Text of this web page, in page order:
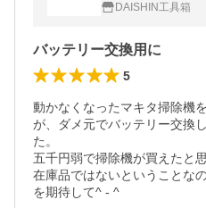
DAISHIN工具箱
バッテリー交換用に
5
動かなくなったマキタ掃除機
が、ダメ元でバッテリー交換
た。
五千円弱で掃除機が買えたと
在庫品ではないということな
を期待して^ - ^